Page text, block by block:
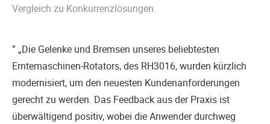
Vergleich zu Konkurrenzlösungen.
” „Die Gelenke und Bremsen unseres beliebtesten
Erntemaschinen-Rotators, des RH3016, wurden kürzlich
modernisiert, um den neuesten Kundenanforderungen
gerecht zu werden. Das Feedback aus der Praxis ist
überwältigend positiv, wobei die Anwender durchweg